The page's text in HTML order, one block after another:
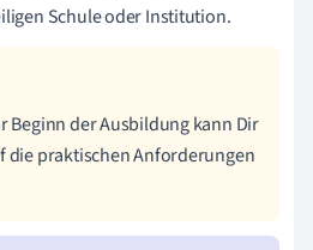
Schule oder Institution.
Beginn der Ausbildung kann Dir
die praktischen Anforderungen